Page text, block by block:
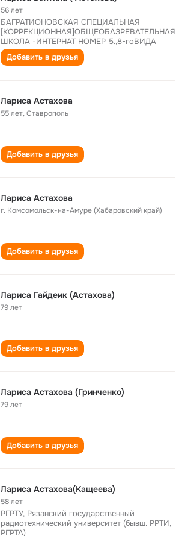
56 лет
БАГРАТИОНОВСКАЯ СПЕЦИАЛЬНАЯ
[КОРРЕКЦИОННАЯ]ОБЩЕОБАЗРЕВАТЕЛЬНАЯ
ШКОЛА -ИНТЕРНАТ НОМЕР 5.,8-гоВИДА
Добавить в друзья
Лариса Астахова
55 лет,Ставрополь
Добавить в друзья
Лариса Астахова
г. Комсомольск-на-Амуре (Хабаровский край)
Добавить в друзья
Лариса Гайдеик (Астахова)
79 лет
Добавить в друзья
Лариса Астахова (Гринченко)
79 лет
Добавить в друзья
Лариса Астахова(Кащеева)
58 лет
РГРТУ, Рязанский государственный
радиотехнический университет (бывш. РРТИ,
РГРТА)